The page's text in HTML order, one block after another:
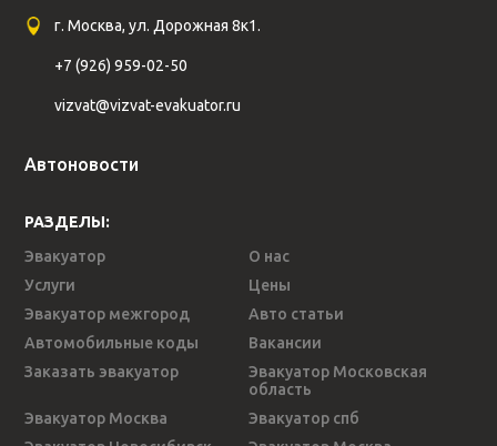
г. Москва, ул. Дорожная 8к1.
+7 (926) 959-02-50
vizvat@vizvat-evakuator.ru
Автоновости
РАЗДЕЛЫ:
Эвакуатор
О нас
Услуги
Цены
Эвакуатор межгород
Авто статьи
Автомобильные коды
Вакансии
Заказать эвакуатор
Эвакуатор Московская
область
Эвакуатор Москва
Эвакуатор спб